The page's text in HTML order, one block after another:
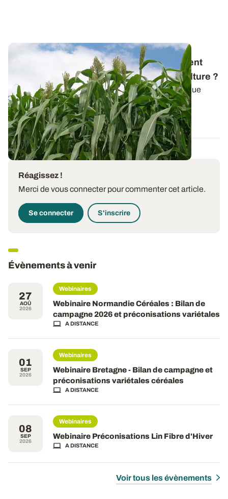
Diversification - Atouts du sorgho : comment
peut-il s’intégrer dans les systèmes de culture ?
Alors que la multiplication des aléas incite, autant que
possible, à diversifier les...
03 JANV. 2019
Réagissez !
Merci de vous connecter pour commenter cet article.
Se connecter S'inscrire
Évènements à venir
27
AOÛ
2026
Webinaires
Webinaire Normandie Céréales : Bilan de
campagne 2026 et préconisations variétales
A DISTANCE
01
SEP
2026
Webinaires
Webinaire Bretagne - Bilan de campagne et
préconisations variétales céréales
A DISTANCE
08
SEP
2026
Webinaires
Webinaire Préconisations Lin Fibre d'Hiver
A DISTANCE
Voir tous les évènements